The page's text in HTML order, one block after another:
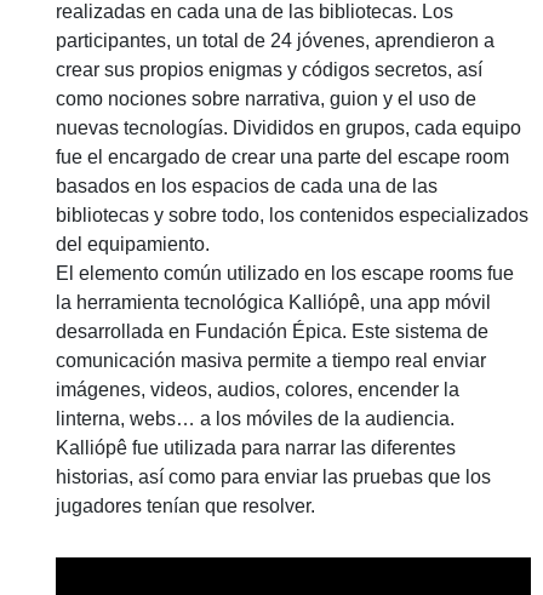
realizadas en cada una de las bibliotecas. Los
participantes, un total de 24 jóvenes, aprendieron a
crear sus propios enigmas y códigos secretos, así
como nociones sobre narrativa, guion y el uso de
nuevas tecnologías. Divididos en grupos, cada equipo
fue el encargado de crear una parte del escape room
basados en los espacios de cada una de las
bibliotecas y sobre todo, los contenidos especializados
del equipamiento.
El elemento común utilizado en los escape rooms fue
la herramienta tecnológica Kalliópê, una app móvil
desarrollada en Fundación Épica. Este sistema de
comunicación masiva permite a tiempo real enviar
imágenes, videos, audios, colores, encender la
linterna, webs… a los móviles de la audiencia.
Kalliópê fue utilizada para narrar las diferentes
historias, así como para enviar las pruebas que los
jugadores tenían que resolver.